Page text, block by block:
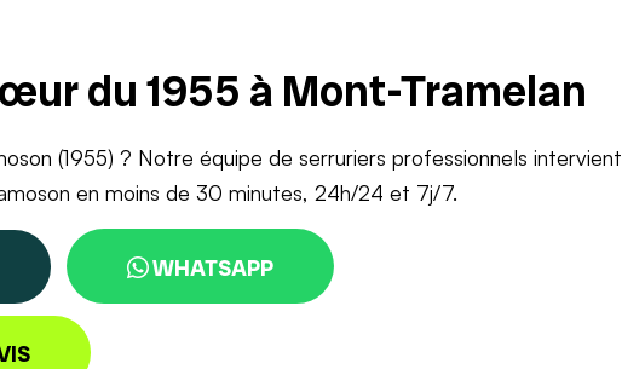
du 1955 à Mont-Tramelan
(1955) ? Notre équipe de serruriers professionnels intervient
en moins de 30 minutes, 24h/24 et 7j/7.
WHATSAPP